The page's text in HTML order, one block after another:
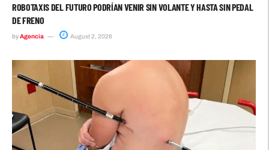
ROBOTAXIS DEL FUTURO PODRÍAN VENIR SIN VOLANTE Y HASTA SIN PEDAL
DE FRENO
byAgencia August 2, 2026